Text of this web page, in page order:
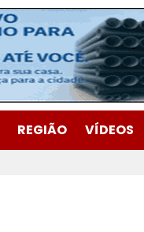
REGIÃO VÍDEOS